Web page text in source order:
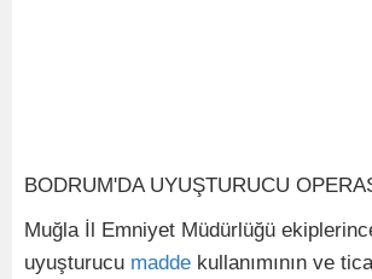
BODRUM'DA UYUŞTURUCU
Muğla İl Emniyet Müdürlüğü
uyuşturucu madde kullanımının ve